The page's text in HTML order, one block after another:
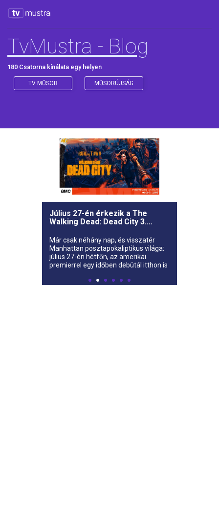
TvMustra - Blog
180 Csatorna kínálata egy helyen
TV MŰSOR MŰSORÚJSÁG
Július 27-én érkezik a The
Walking Dead: Dead City 3.
Már csak néhány nap, és visszatér
Manhattan posztapokaliptikus világa:
július 27-én hétfőn, az amerikai
premierrel egy időben debütál itthon is
City harmadik évada.